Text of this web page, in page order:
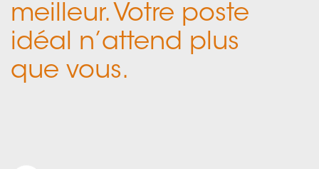
meilleur. Votre poste
idéal n’attend plus
que vous.